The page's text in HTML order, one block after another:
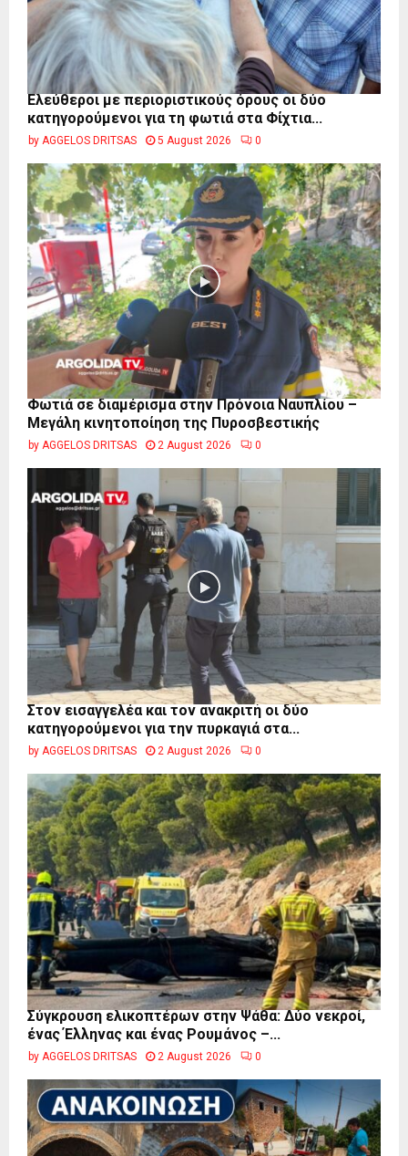
Ελεύθεροι με περιοριστικούς όρους οι δύο
κατηγορούμενοι για τη φωτιά στα Φίχτια...
by AGGELOS DRITSAS 5 August 2026 0
Φωτιά σε διαμέρισμα στην Πρόνοια Ναυπλίου –
Μεγάλη κινητοποίηση της Πυροσβεστικής
by AGGELOS DRITSAS 2 August 2026 0
Στον εισαγγελέα και τον ανακριτή οι δύο
κατηγορούμενοι για την πυρκαγιά στα...
by AGGELOS DRITSAS 2 August 2026 0
Σύγκρουση ελικοπτέρων στην Ψάθα: Δύο νεκροί,
ένας Έλληνας και ένας Ρουμάνος –...
by AGGELOS DRITSAS 2 August 2026 0